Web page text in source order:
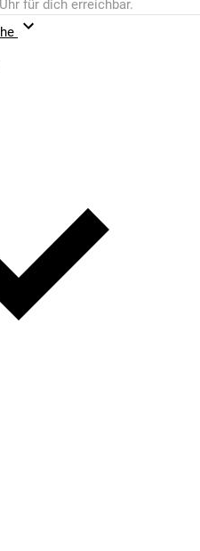
für dich erreichbar.